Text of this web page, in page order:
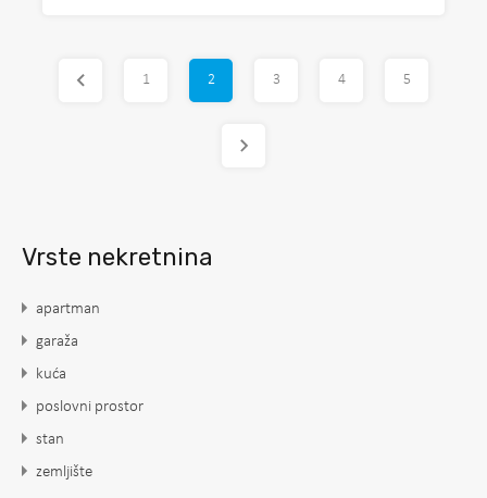
1 2 3 4 5
Vrste nekretnina
apartman
garaža
kuća
poslovni prostor
stan
zemljište